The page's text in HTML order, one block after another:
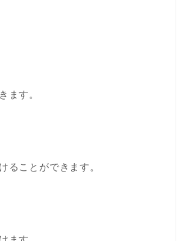
ます。
ることができます。